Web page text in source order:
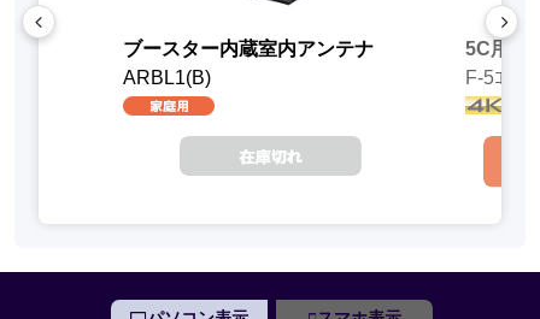
ブースター内蔵室内アンテナ
ARBL1(B)
5C用接
F-5ｺﾈｸﾀ